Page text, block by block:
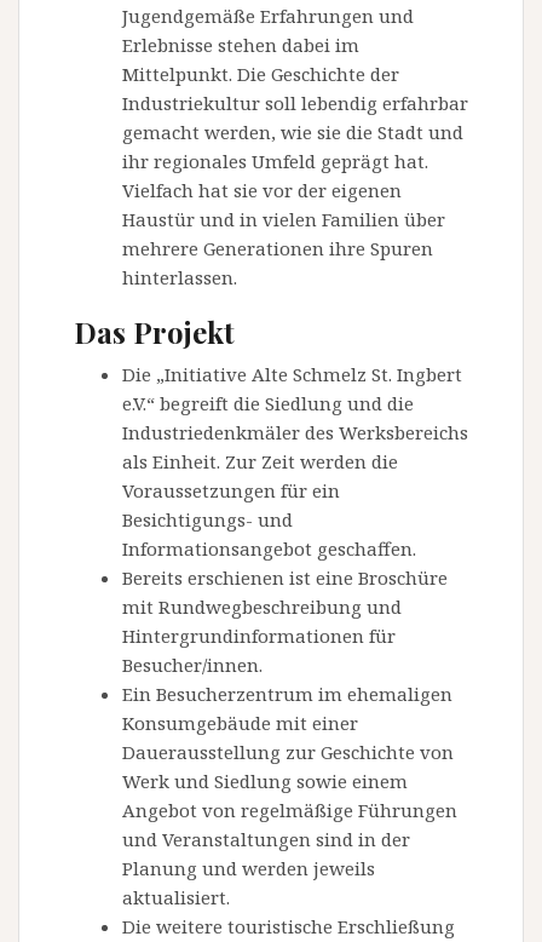
Jugendgemäße Erfahrungen und
Erlebnisse stehen dabei im
Mittelpunkt. Die Geschichte der
Industriekultur soll lebendig erfahrbar
gemacht werden, wie sie die Stadt und
ihr regionales Umfeld geprägt hat.
Vielfach hat sie vor der eigenen
Haustür und in vielen Familien über
mehrere Generationen ihre Spuren
hinterlassen.
Das Projekt
Die „Initiative Alte Schmelz St. Ingbert
e.V.“ begreift die Siedlung und die
Industriedenkmäler des Werksbereichs
als Einheit. Zur Zeit werden die
Voraussetzungen für ein
Besichtigungs- und
Informationsangebot geschaffen.
Bereits erschienen ist eine Broschüre
mit Rundwegbeschreibung und
Hintergrundinformationen für
Besucher/innen.
Ein Besucherzentrum im ehemaligen
Konsumgebäude mit einer
Dauerausstellung zur Geschichte von
Werk und Siedlung sowie einem
Angebot von regelmäßige Führungen
und Veranstaltungen sind in der
Planung und werden jeweils
aktualisiert.
Die weitere touristische Erschließung